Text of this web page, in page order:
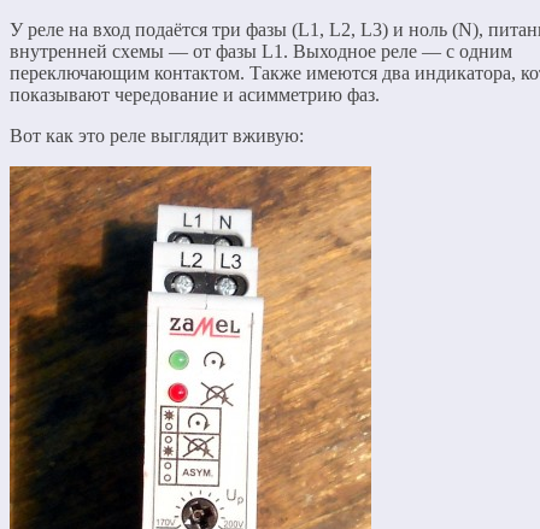
У реле на вход подаётся три фазы (L1, L2, L3) и ноль (N),
внутренней схемы — от фазы L1. Выходное реле — с одним
переключающим контактом. Также имеются два индикатора,
показывают чередование и асимметрию фаз.
Вот как это реле выглядит вживую: